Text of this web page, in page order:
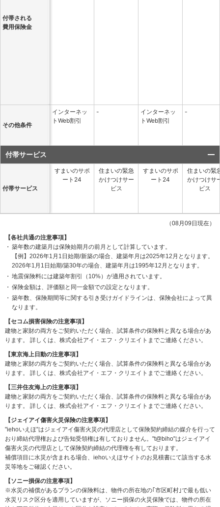
付帯される
費用保険金
その他条件
インターネッ
トWeb割引
-
インターネッ
トWeb割引
-
付帯サービス
付帯サービス
すまいのサポ
ート24
住まいの緊急
かけつけサー
ビス
すまいのサポ
ート24
住まいの緊
かけつけサ
ビス
（08月09日現在）
【各社共通の注意事項】
築年数の建築月は保険始期月の前月として計算しています。
【例】2026年1月1日始期/新築の場合、建築年月は2025年12月となります。
2026年1月1日始期/築30年の場合、建築年月は1995年12月となります。
地震保険料には建築年割引（10%）が適用されています。
保険金額は、評価額と同一金額での設定となります。
築年数、保険期間等に関する引き受けガイドラインは、保険会社によって異
なります。
【セコム損害保険の注意事項】
建物と家財の両方をご契約いただく場合、試算条件の保険料と異なる場合があ
ります。 詳しくは、株式会社アイ・エフ・クリエイトまでご連絡ください。
【東京海上日動の注意事項】
建物と家財の両方をご契約いただく場合、試算条件の保険料と異なる場合があ
ります。 詳しくは、株式会社アイ・エフ・クリエイトまでご連絡ください。
【三井住友海上の注意事項】
建物と家財の両方をご契約いただく場合、試算条件の保険料と異なる場合があ
ります。 詳しくは、株式会社アイ・エフ・クリエイトまでご連絡ください。
【ジェイアイ傷害火災保険の注意事項】
"iehoいえほ"はジェイアイ傷害火災の代理店として保険契約締結の媒介を行って
おり締結代理権および告知受領権は有しておりません。"t@biho"はジェイアイ
傷害火災の代理店として保険契約締結の代理権を有しております。
補償項目に水災が含まれる場合、iehoいえほサイトのお見積書にて該当する水
災等地をご確認ください。
【ソニー損保の注意事項】
※水災の補償があるプランの保険料は、物件の所在地の｢市区町村｣で最も低い
水災リスク区分を適用していますが、ソニー損保の火災保険では、物件の所在